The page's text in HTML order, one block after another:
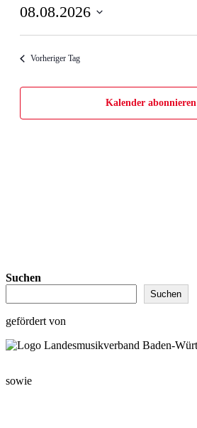
August
2026
08.08.2026
Vorheriger Tag
Kalender abonnieren
Suchen
Suchen
gefördert von
sowie